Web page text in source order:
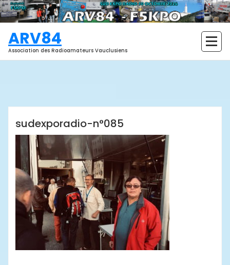
Aller
au
contenu
ARV84
Association des Radioamateurs Vauclusiens
sudexporadio-n°085